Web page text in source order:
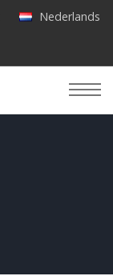
Nederlands